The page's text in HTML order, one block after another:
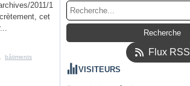
2011/1
cet
bâtiments
Flux RSS
VISITEURS